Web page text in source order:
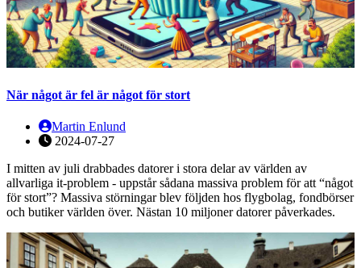
När något är fel är något för stort
Martin Enlund
2024-07-27
I mitten av juli drabbades datorer i stora delar av världen av
allvarliga it-problem - uppstår sådana massiva problem för att “något
för stort”? Massiva störningar blev följden hos flygbolag, fondbörser
och butiker världen över. Nästan 10 miljoner datorer påverkades.